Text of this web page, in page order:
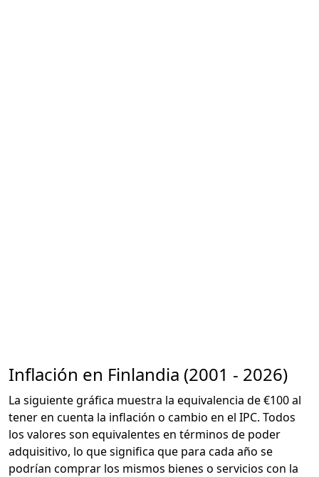
Inflación en Finlandia (2001 - 2026)
La siguiente gráfica muestra la equivalencia de €100 al
tener en cuenta la inflación o cambio en el IPC. Todos
los valores son equivalentes en términos de poder
adquisitivo, lo que significa que para cada año se
podrían comprar los mismos bienes o servicios con la